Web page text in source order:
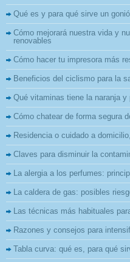
Qué es y para qué sirve un
Cómo mejorará nuestra vida y
renovables
Cómo hacer tu impresora más
Beneficios del ciclismo para la
Qué vitaminas tiene la naranja y
Cómo chatear de forma segura
Residencia o cuidado a
Claves para disminuir la
La alergia a los perfumes:
La caldera de gas: posibles
Las técnicas más habituales
Razones y consejos para
Tabla curva: qué es, para qué